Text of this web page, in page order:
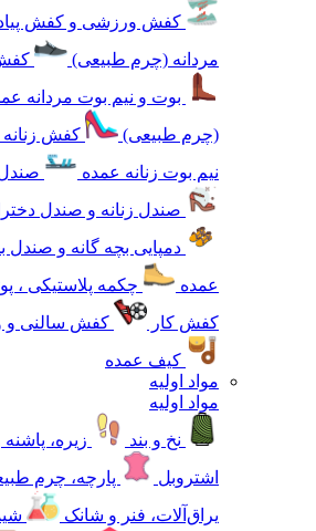
کفش ورزشی و کفش
مردانه (چرم طبیعی)
بوت و نیم بوت مردانه
(چرم طبیعی)
کفش
نیم بوت زنانه عمده
صندل زنانه و صندل
دمپایی بچه گانه و صندل
عمده
چکمه پلاستیکی ،
کفش کار
کفش سالنی
کیف عمده
مواد اولیه
مواد اولیه
نخ و بند
زیره، پاشنه
اشتروبل
پارچه، چرم
یراق‌آلات، فنر و شانک